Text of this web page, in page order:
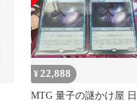
¥22,888
MTG 量子の謎かけ屋 日